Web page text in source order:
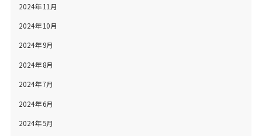
2024年11月
2024年10月
2024年9月
2024年8月
2024年7月
2024年6月
2024年5月